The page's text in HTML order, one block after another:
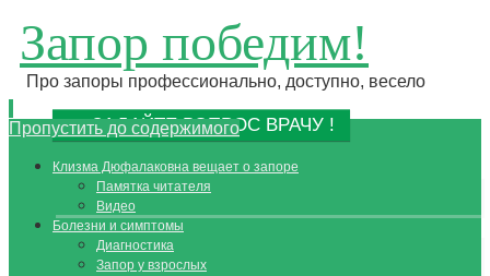
Запор победим!
Про запоры профессионально, доступно, весело
ЗАДАЙТЕ ВОПРОС ВРАЧУ !
Пропустить до содержимого
Клизма Дюфалаковна вещает о запоре
Памятка читателя
Видео
Болезни и симптомы
Диагностика
Запор у взрослых